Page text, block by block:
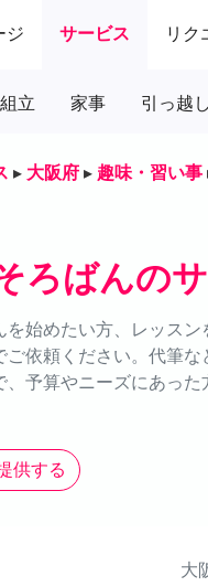
ジ サービス リク
立 家事 引っ越し
▸ 大阪府 ▸ 趣味・習い事
ろばんの
を始めたい方、レッス
ご依頼ください。代筆
、予算やニーズにあっ
供する
大